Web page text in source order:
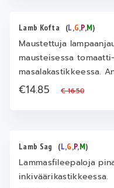
Lamb Kofta (L,G,P,M)
Maustettuja
mausteisessa
masalakastikkeessa.
€14.85€ 16.50
Lamb Sag (L,G,P,M)
Lammasfileepaloja
inkiväärikastikkeessa.